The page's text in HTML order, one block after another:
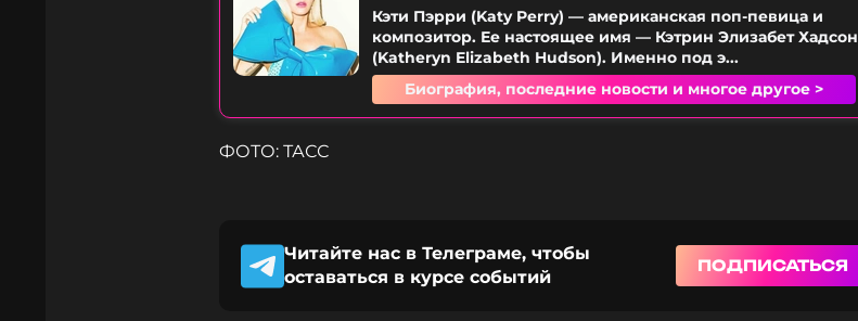
Кэти Пэрри (Katy Perry) — американская поп-певица и
композитор. Ее настоящее имя — Кэтрин Элизабет Хадсон
(Katheryn Elizabeth Hudson). Именно под э...
Биография, последние новости и многое другое >
ФОТО: ТАСС
Читайте нас в Телеграме, чтобы
оставаться в курсе событий
ПОДПИСАТЬСЯ